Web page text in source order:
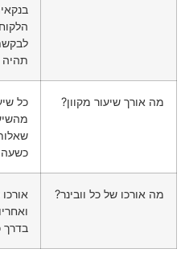
תהיה
מה אורך שיעור מקוון?
כל
כשעה
מה אורכו של כל וובינר?
בדרך